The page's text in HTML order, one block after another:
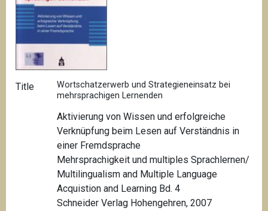
Title
Wortschatzerwerb und Strategieneinsatz bei
mehrsprachigen Lernenden
Aktivierung von Wissen und erfolgreiche
Verknüpfung beim Lesen auf Verständnis in
einer Fremdsprache
Mehrsprachigkeit und multiples Sprachlernen/
Multilingualism and Multiple Language
Acquistion and Learning Bd. 4
Schneider Verlag Hohengehren, 2007